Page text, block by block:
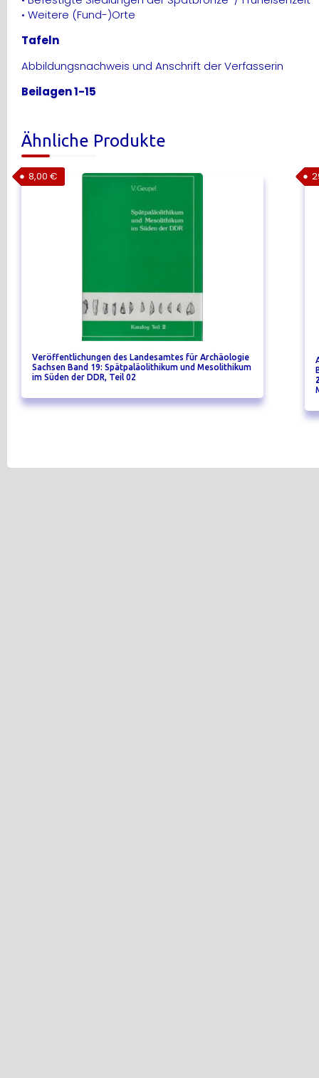
• Weitere (Fund-)Orte
Tafeln
Abbildungsnachweis und Anschrift der Verfasserin
Beilagen 1-15
Ähnliche Produkte
Veröffentlichungen des Landesamtes für Archäologie
Sachsen Band 19: Spätpaläolithikum und Mesolithikum
im Süden der DDR, Teil 02
8,00 €